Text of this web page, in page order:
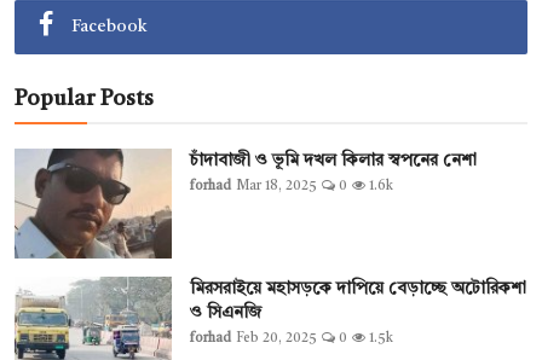
Facebook
Popular Posts
চাঁদাবাজী ও ভূমি দখল কিলার স্বপনের নেশা
forhad Mar 18, 2025 0 1.6k
মিরসরাইয়ে মহাসড়কে দাপিয়ে বেড়াচ্ছে অটোরিকশা
ও সিএনজি
forhad Feb 20, 2025 0 1.5k